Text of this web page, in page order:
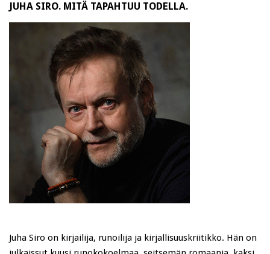
JUHA SIRO. MITÄ TAPAHTUU TODELLA.
Juha Siro on kirjailija, runoilija ja kirjallisuuskriitikko. Hän on